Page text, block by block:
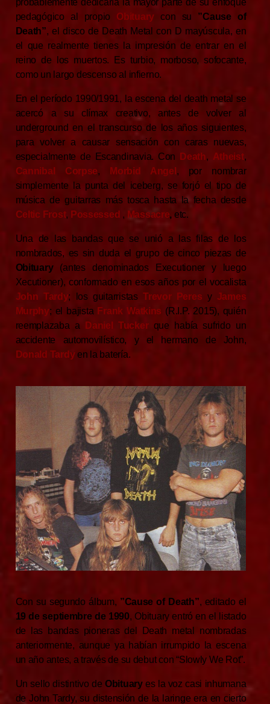
probablemente dedicaría la mayor parte de su enfoque
pedagógico al propio Obituary con su ”Cause of
Death”, el disco de Death Metal con D mayúscula, en
el que realmente tienes la impresión de entrar en el
reino de los muertos. Es turbio, morboso, sofocante,
como un largo descenso al infierno.
En el período 1990/1991, la escena del death metal se
acercó a su clímax creativo, antes de volver al
underground en el transcurso de los años siguientes,
para volver a causar sensación con caras nuevas,
especialmente de Escandinavia. Con
Death, Atheist,
Cannibal Corpse, Morbid Angel , por nombrar
simplemente la punta del iceberg, se forjó el tipo de
música de guitarras más tosca hasta la fecha desde
Celtic Frost, Possessed , Massacre, etc.
Una de las bandas que se unió a las filas de los
nombrados, es sin duda el grupo de cinco piezas de
Obituary(antes denominados Executioner y luego
Xecutioner), conformado en esos años por el vocalista
John Tardy; los guitarristasTrevor Peres y James
Murphy; el bajista Frank Watkins (R.I.P. 2015), quién
reemplazaba a
Daniel Tuckerque había sufrido un
accidente automovilístico, y el hermano de John,
Donald Tardyen la batería.
Con su segundo álbum, ”Cause of Death”, editado el
19 de septiembre de 1990, Obituary entró en el listado
de las bandas pioneras del Death metal nombradas
anteriormente, aunque ya habían irrumpido la escena
un año antes, a través de su debut con “Slowly We Rot”.
Un sello distintivo de Obituaryes la voz casi inhumana
de John Tardy, su distensión de la laringe era en cierto